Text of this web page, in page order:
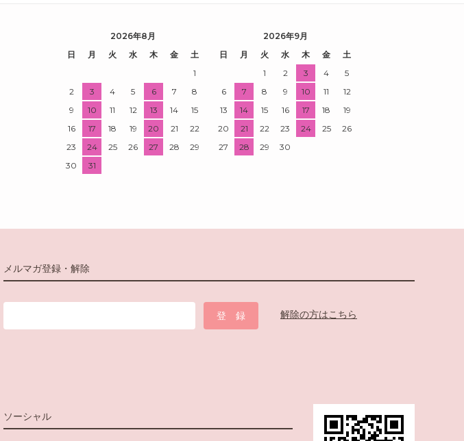
2026年8月
日
月 火 水 木 金
土
1
2
3 4 5 6 7
8
9
10 11 12 13 14
15
16
17 18 19 20 21
22
23
24 25 26 27 28
29
30
31
2026年9月
日
月 火 水 木 金
土
1
2 3 4
5
6
7 8 9 10 11
12
13
14 15 16 17 18
19
20
21 22 23 24 25
26
27
28 29 30
メルマガ登録・解除
解除の方はこちら
ソーシャル